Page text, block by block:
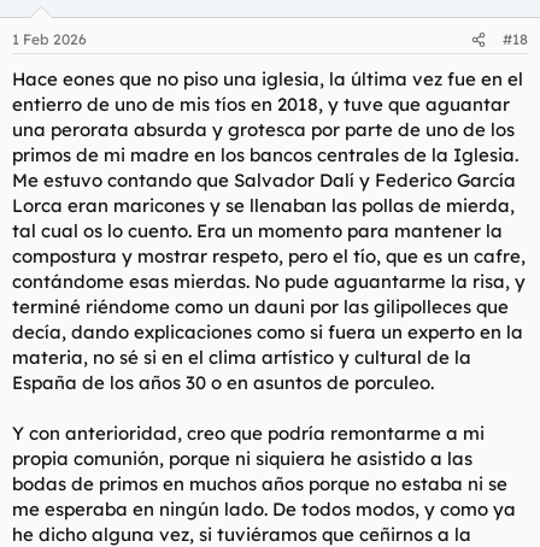
e
:
1 Feb 2026 #18
Hace eones que no piso una iglesia, la última vez fue en el
entierro de uno de mis tíos en 2018, y tuve que aguantar
una perorata absurda y grotesca por parte de uno de los
primos de mi madre en los bancos centrales de la Iglesia.
Me estuvo contando que Salvador Dalí y Federico García
Lorca eran maricones y se llenaban las pollas de mierda,
tal cual os lo cuento. Era un momento para mantener la
compostura y mostrar respeto, pero el tío, que es un cafre,
contándome esas mierdas. No pude aguantarme la risa, y
terminé riéndome como un dauni por las gilipolleces que
decía, dando explicaciones como si fuera un experto en la
materia, no sé si en el clima artístico y cultural de la
España de los años 30 o en asuntos de porculeo.
Y con anterioridad, creo que podría remontarme a mi
propia comunión, porque ni siquiera he asistido a las
bodas de primos en muchos años porque no estaba ni se
me esperaba en ningún lado. De todos modos, y como ya
he dicho alguna vez, si tuviéramos que ceñirnos a la